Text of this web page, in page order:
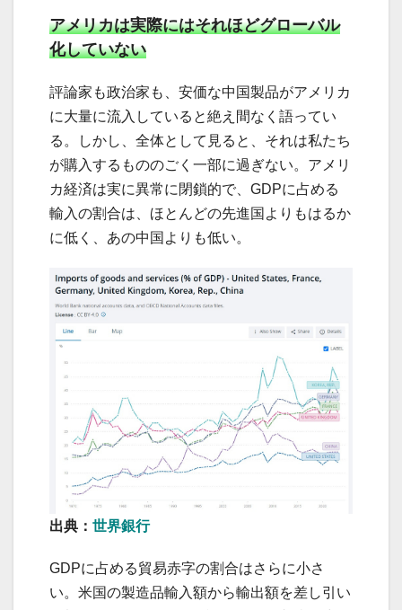
アメリカは実際にはそれほどグローバル
化していない
評論家も政治家も、安価な中国製品がアメリカ
に大量に流入していると絶え間なく語ってい
る。しかし、全体として見ると、それは私たち
が購入するもののごく一部に過ぎない。アメリ
カ経済は実に異常に閉鎖的で、GDPに占める
輸入の割合は、ほとんどの先進国よりもはるか
に低く、あの中国よりも低い。
出典： 世界銀行
GDPに占める貿易赤字の割合はさらに小さ
い。米国の製造品輸入額から輸出額を差し引い